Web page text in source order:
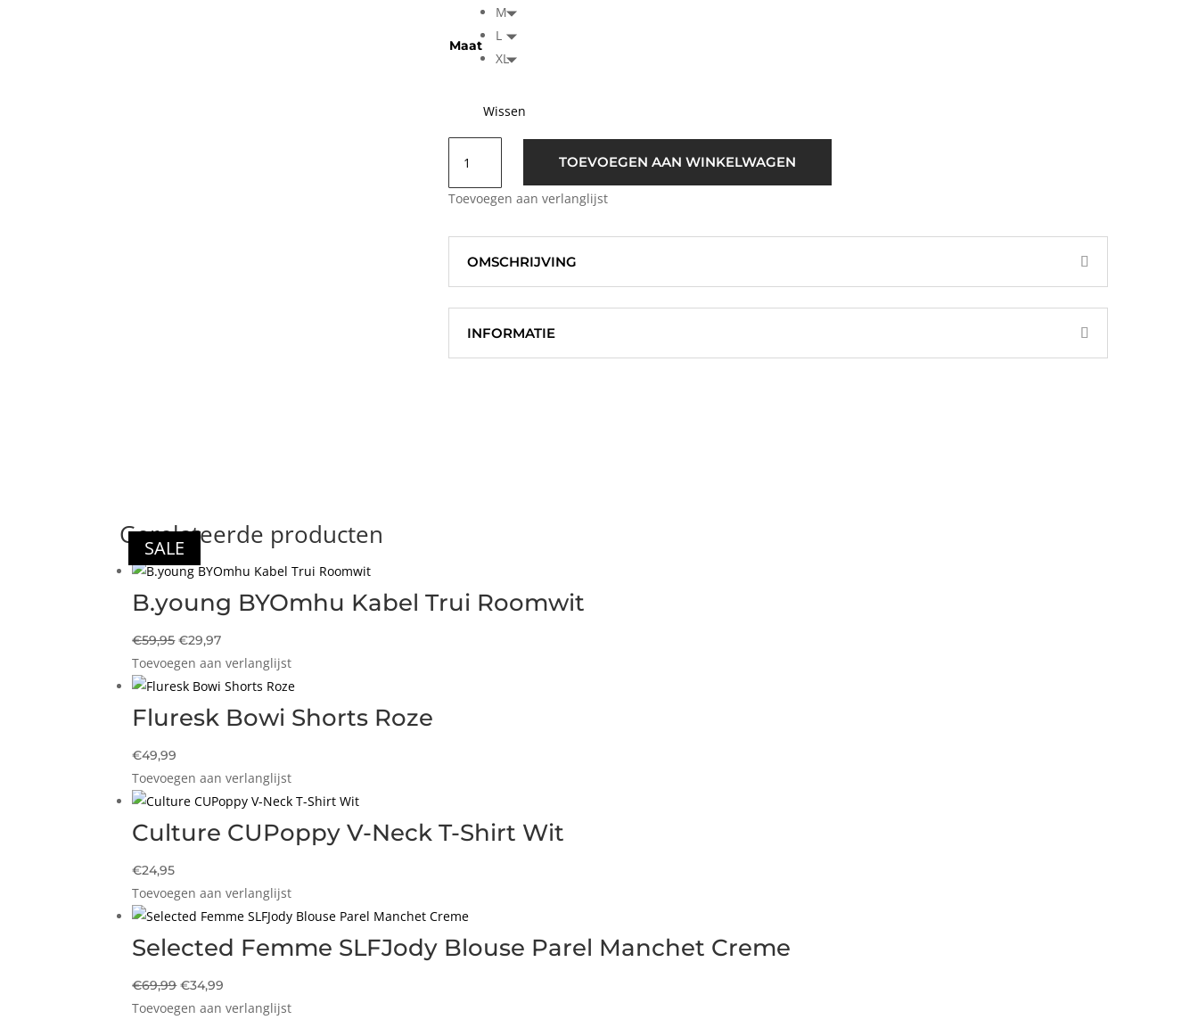
Maat
M
L
XL
Wissen
PZAnni
Jeans
Jacket
aantal
TOEVOEGEN AAN WINKELWAGEN
Toevoegen aan verlanglijst
OMSCHRIJVING
INFORMATIE
Gerelateerde producten
SALE
B.young BYOmhu Kabel Trui Roomwit
€59,95Oorspronkelijke
prijs
was:
€59,95.
€29,97Huidige
prijs
is:
€29,97.
Toevoegen aan verlanglijst
Fluresk Bowi Shorts Roze
€49,99
Toevoegen aan verlanglijst
Culture CUPoppy V-Neck T-Shirt Wit
€24,95
Toevoegen aan verlanglijst
SALE
Selected Femme SLFJody Blouse Parel Manchet Creme
€69,99Oorspronkelijke
prijs
€34,99
prijs
Toevoegen aan verlanglijst